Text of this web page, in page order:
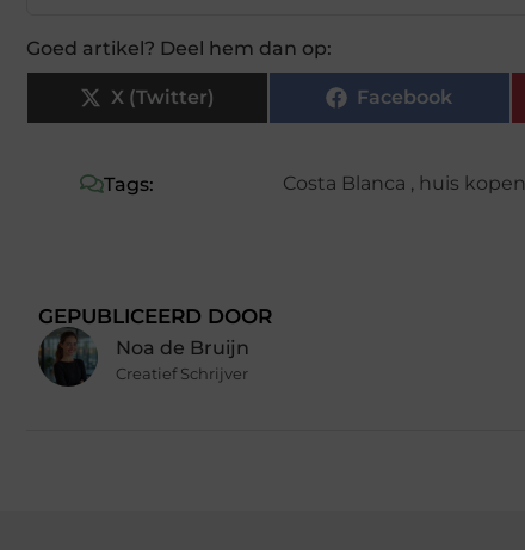
Goed artikel? Deel hem dan op:
X (Twitter) Facebook
Tags: Costa Blanca , huis kopen
GEPUBLICEERD DOOR
Noa de Bruijn
Creatief Schrijver